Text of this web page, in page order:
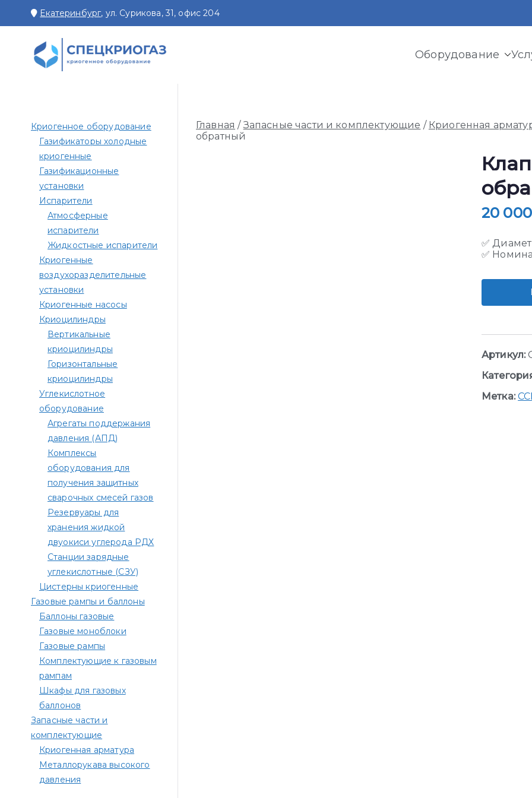
содержимому
Екатеринбург, ул. Сурикова, 31, офис 204
Производство и поставки криогенного оборудования, газовых рамп, моноблоков
Оборудование
Главная /Запасные части и комплектующие / Криогенная
обратный
20
✅
✅
Артикул:
Метка:
Криогенное оборудование
Газификаторы холодные
криогенные
Газификационные
установки
Испарители
Атмосферные
испарители
Жидкостные испарители
Криогенные
воздухоразделительные
установки
Криогенные насосы
Криоцилиндры
Вертикальные
криоцилиндры
Горизонтальные
криоцилиндры
Углекислотное
оборудование
Агрегаты поддержания
давления (АПД)
Комплексы
оборудования для
получения защитных
сварочных смесей газов
Резервуары для
хранения жидкой
двуокиси углерода РДХ
Станции зарядные
углекислотные (СЗУ)
Цистерны криогенные
Газовые рампы и баллоны
Баллоны газовые
Газовые моноблоки
Газовые рампы
Комплектующие к газовым
рампам​
Шкафы для газовых
баллонов
Запасные части и
комплектующие
Криогенная арматура
Металлорукава высокого
давления